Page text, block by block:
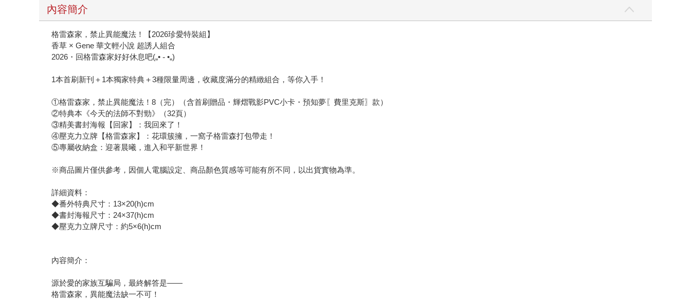
內容簡介
格雷森家，禁止異能魔法！【2026珍愛特裝組】
香草 × Gene 華文輕小說 超誘人組合
2026・回格雷森家好好休息吧(„• ֊ •„)
1本首刷新刊＋1本獨家特典＋3種限量周邊，收藏度滿分的精緻組合，等你入手！
①格雷森家，禁止異能魔法！8（完）（含首刷贈品・輝熠戰影PVC小卡・預知夢〖費里克斯〗款）
②特典本《今天的法師不對勁》（32頁）
③精美書封海報【回家】：我回來了！
④壓克力立牌【格雷森家】：花環簇擁，一窩子格雷森打包帶走！
⑤專屬收納盒：迎著晨曦，進入和平新世界！
※商品圖片僅供參考，因個人電腦設定、商品顏色質感等可能有所不同，以出貨實物為準。
詳細資料：
◆番外特典尺寸：13×20(h)cm
◆書封海報尺寸：24×37(h)cm
◆壓克力立牌尺寸：約5×6(h)cm
內容簡介：
源於愛的家族互騙局，最終解答是——
格雷森家，異能魔法缺一不可！